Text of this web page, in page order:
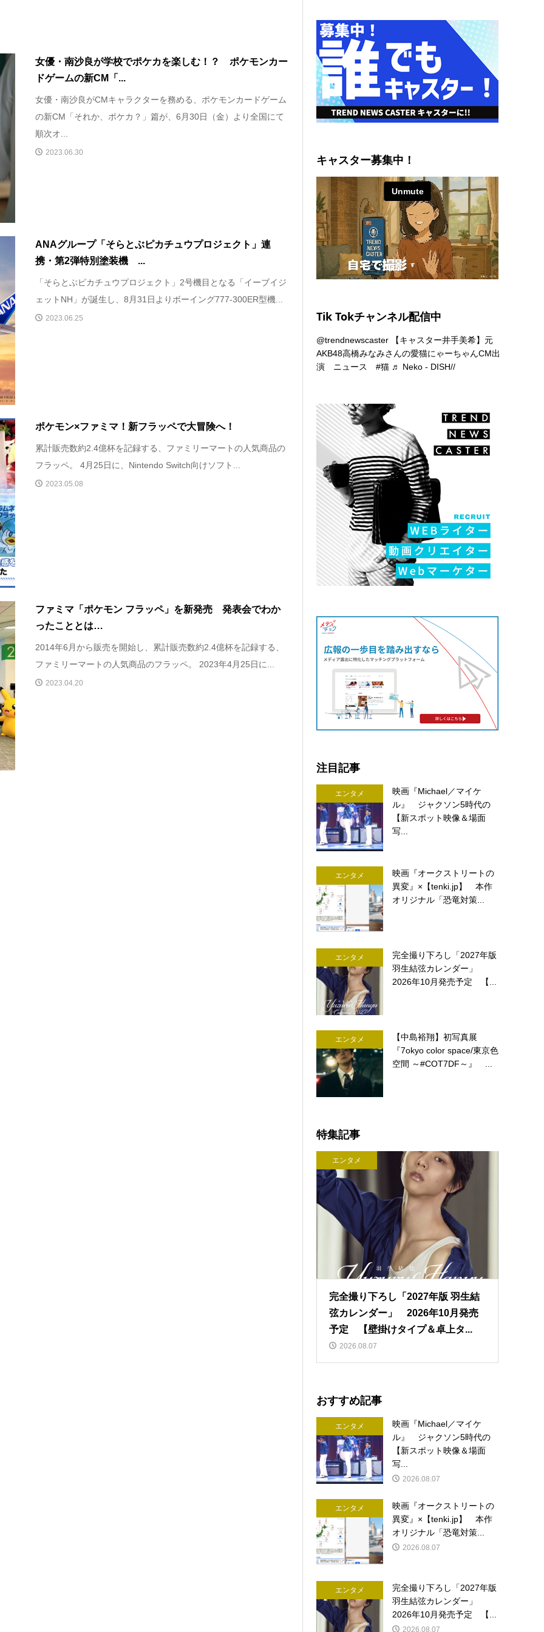
女優・南沙良が学校でポケカを楽しむ！？ ポケモンカー
ドゲームの新CM「...
女優・南沙良がCMキャラクターを務める、ポケモンカードゲーム
の新CM「それか、ポケカ？」篇が、6月30日（金）より全国にて
順次オ...
2023.06.30
ANAグループ「そらとぶピカチュウプロジェクト」連
携・第2弾特別塗装機 ...
「そらとぶピカチュウプロジェクト」2号機目となる「イーブイジ
ェットNH」が誕生し、8月31日よりボーイング777-300ER型機...
2023.06.25
ポケモン×ファミマ！新フラッペで大冒険へ！
累計販売数約2.4億杯を記録する、ファミリーマートの人気商品の
フラッペ。 4月25日に、Nintendo Switch向けソフト...
2023.05.08
ファミマ「ポケモン フラッペ」を新発売 発表会でわか
ったこととは…
2014年6月から販売を開始し、累計販売数約2.4億杯を記録する、
ファミリーマートの人気商品のフラッペ。 2023年4月25日に...
2023.04.20
キャスター募集中！
Tik Tokチャンネル配信中
@trendnewscaster 【キャスター井手美希】元
AKB48高橋みなみさんの愛猫にゃーちゃんCM出
演 ニュース#猫 ♬ Neko - DISH//
注目記事
エンタメ
映画『Michael／マイケ
ル』 ジャクソン5時代の
【新スポット映像＆場面
写...
エンタメ
映画『オークストリートの
異変』×【tenki.jp】 本作
オリジナル「恐竜対策...
エンタメ
完全撮り下ろし「2027年版
羽生結弦カレンダー」
2026年10月発売予定 【...
エンタメ
【中島裕翔】初写真展
『7okyo color space/東京色
空間 ～#COT7DF～』 ...
特集記事
エンタメ
完全撮り下ろし「2027年版 羽生結
弦カレンダー」 2026年10月発売
予定 【壁掛けタイプ＆卓上タ...
2026.08.07
おすすめ記事
エンタメ
映画『Michael／マイケ
ル』 ジャクソン5時代の
【新スポット映像＆場面
写...
2026.08.07
エンタメ
映画『オークストリートの
異変』×【tenki.jp】 本作
オリジナル「恐竜対策...
2026.08.07
エンタメ
完全撮り下ろし「2027年版
羽生結弦カレンダー」
2026年10月発売予定 【...
2026.08.07